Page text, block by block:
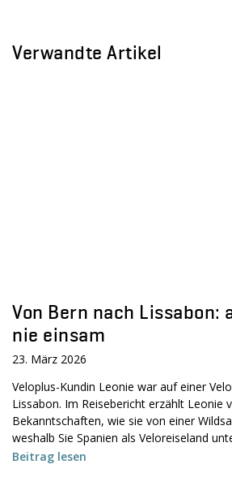
Verwandte Artikel
Von Bern nach Lissabon:
nie einsam
23. März 2026
Veloplus-Kundin Leonie war auf einer
Lissabon. Im Reisebericht erzählt Leonie
Bekanntschaften, wie sie von einer
weshalb Sie Spanien als Veloreiseland
Beitrag lesen